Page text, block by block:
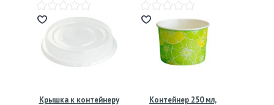
Крышка к контейнеру
Контейнер 250 мл,